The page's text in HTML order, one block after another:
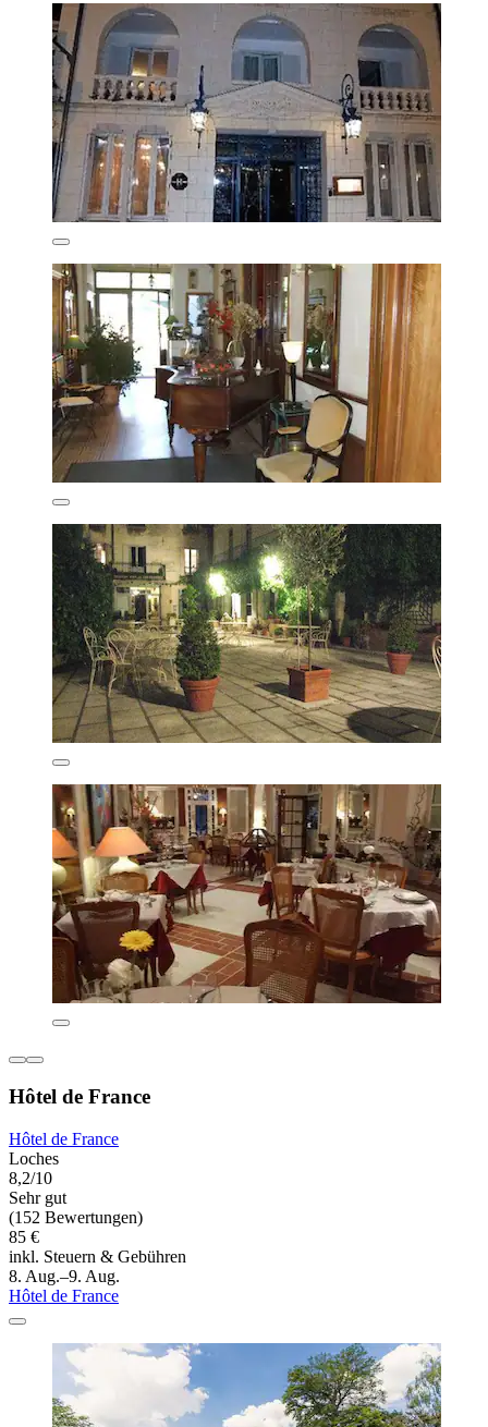
Hôtel de France
Hôtel de France
Loches
8,2/10
Sehr gut
(152 Bewertungen)
85 €
inkl. Steuern & Gebühren
8. Aug.–9. Aug.
Hôtel de France